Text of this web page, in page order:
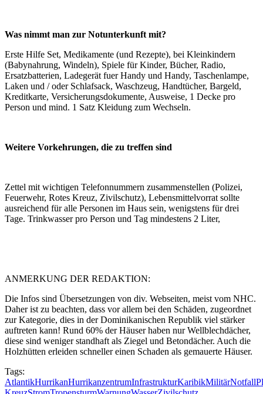
Was nimmt man zur Notunterkunft mit?
Erste Hilfe Set, Medikamente (und Rezepte), bei Kleinkindern
(Babynahrung, Windeln), Spiele für Kinder, Bücher, Radio,
Ersatzbatterien, Ladegerät fuer Handy und Handy, Taschenlampe,
Laken und / oder Schlafsack, Waschzeug, Handtücher, Bargeld,
Kreditkarte, Versicherungsdokumente, Ausweise, 1 Decke pro
Person und mind. 1 Satz Kleidung zum Wechseln.
Weitere Vorkehrungen, die zu treffen sind
Zettel mit wichtigen Telefonnummern zusammenstellen (Polizei,
Feuerwehr, Rotes Kreuz, Zivilschutz), Lebensmittelvorrat sollte
ausreichend für alle Personen im Haus sein, wenigstens für drei
Tage. Trinkwasser pro Person und Tag mindestens 2 Liter,
ANMERKUNG DER REDAKTION:
Die Infos sind Übersetzungen von div. Webseiten, meist vom NHC.
Daher ist zu beachten, dass vor allem bei den Schäden, zugeordnet
zur Kategorie, dies in der Dominikanischen Republik viel stärker
auftreten kann! Rund 60% der Häuser haben nur Wellblechdächer,
diese sind weniger standhaft als Ziegel und Betondächer. Auch die
Holzhütten erleiden schneller einen Schaden als gemauerte Häuser.
Tags:
AtlantikHurrikanHurrikanzentrumInfrastrukturKaribikMilitärNotfall